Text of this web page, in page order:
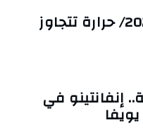
طقس الإثنين 10 أوت 2026/ حرارة تتجاوز
إنفانتينو في